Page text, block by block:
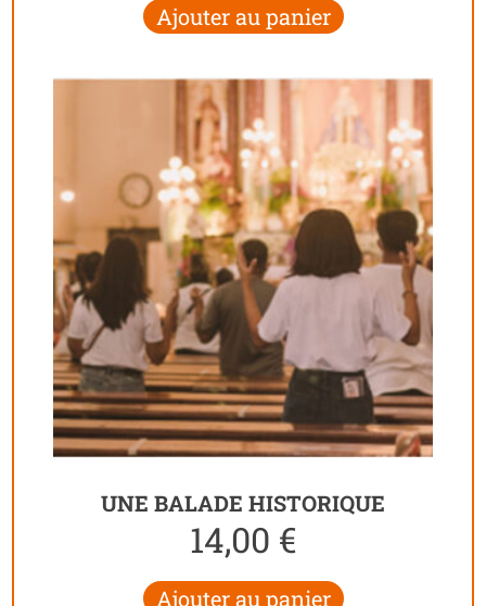
Ajouter au panier
UNE BALADE HISTORIQUE
14,00 €
Ajouter au panier